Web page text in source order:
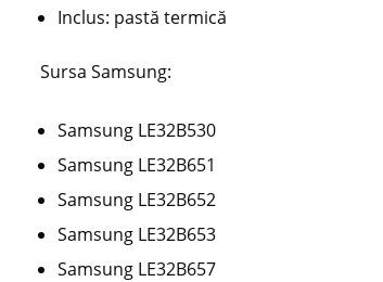
Inclus: pastă termică
Sursa Samsung:
Samsung LE32B530
Samsung LE32B651
Samsung LE32B652
Samsung LE32B653
Samsung LE32B657